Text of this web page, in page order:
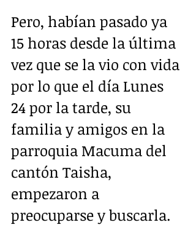
Pero, habían pasado ya
15 horas desde la última
vez que se la vio con vida
por lo que el día Lunes
24 por la tarde, su
familia y amigos en la
parroquia Macuma del
cantón Taisha,
empezaron a
preocuparse y buscarla.